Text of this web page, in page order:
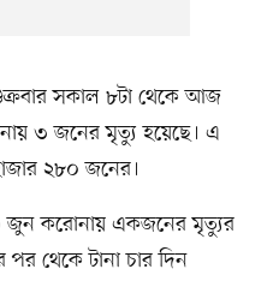
সকাল ৮টা থেকে আজ
৩ জনের মৃত্যু হয়েছে। এ
২৮০ জনের।
জুন করোনায় একজনের মৃত্যুর
পর থেকে টানা চার দিন